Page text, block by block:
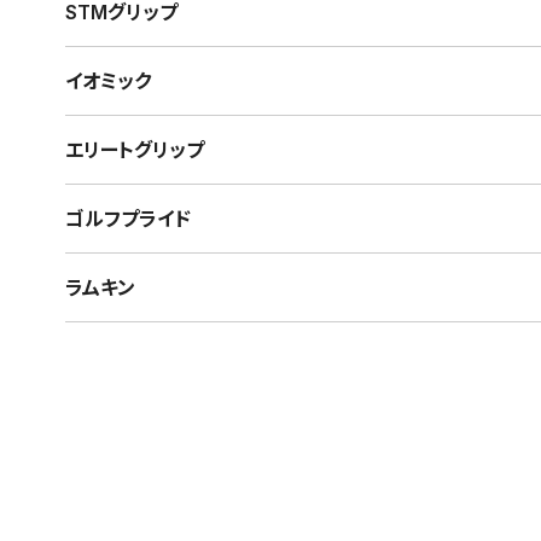
STMグリップ
イオミック
エリートグリップ
ゴルフプライド
ラムキン